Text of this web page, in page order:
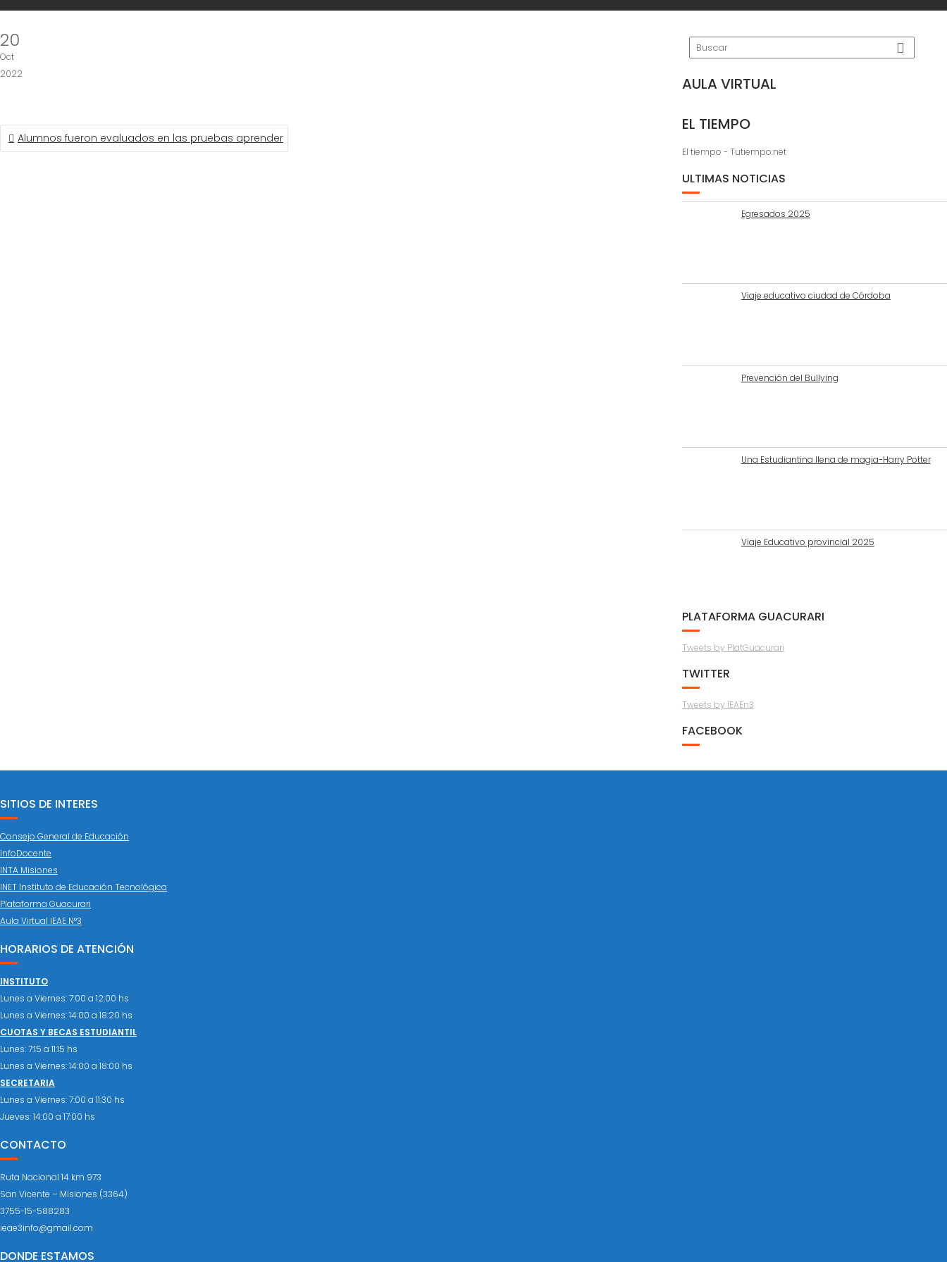
20
Oct
2022
NAVEGACIÓN
DE
Alumnos fueron evaluados en las pruebas aprender
AULA VIRTUAL
EL TIEMPO
El tiempo - Tutiempo.net
ULTIMAS NOTICIAS
Egresados 2025
Viaje educativo ciudad de Córdoba
Prevención del Bullying
Una Estudiantina llena de magia-Harry Potter
Viaje Educativo provincial 2025
PLATAFORMA GUACURARI
Tweets by PlatGuacurari
TWITTER
Tweets by IEAEn3
FACEBOOK
SITIOS DE INTERES
Consejo General de Educación
InfoDocente
INTA Misiones
INET Instituto de Educación Tecnológica
Plataforma Guacurari
Aula Virtual IEAE N°3
HORARIOS DE ATENCIÓN
INSTITUTO
Lunes a Viernes: 7:00 a 12:00 hs
Lunes a Viernes: 14:00 a 18:20 hs
CUOTAS Y BECAS ESTUDIANTIL
Lunes: 7:15 a 11:15 hs
Lunes a Viernes: 14:00 a 18:00 hs
SECRETARIA
Lunes a Viernes: 7:00 a 11:30 hs
Jueves: 14:00 a 17:00 hs
CONTACTO
Ruta Nacional 14 km 973
San Vicente – Misiones (3364)
3755-15-588283
ieae3info@gmail.com
DONDE ESTAMOS